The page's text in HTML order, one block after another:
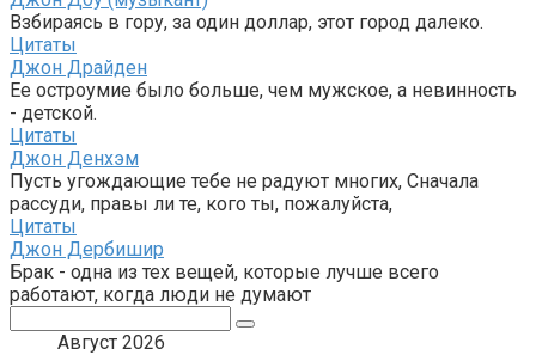
Взбираясь в гору, за один доллар, этот город далеко.
Цитаты
Джон Драйден
Ее остроумие было больше, чем мужское, а невинность
- детской.
Цитаты
Джон Денхэм
Пусть угождающие тебе не радуют многих, Сначала
рассуди, правы ли те, кого ты, пожалуйста,
Цитаты
Джон Дербишир
Брак - одна из тех вещей, которые лучше всего
работают, когда люди не думают
Август 2026